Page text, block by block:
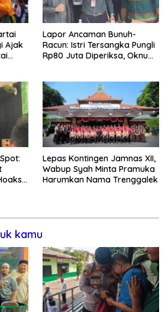
Ajak
Lapor Ancaman Bunuh-
Racun: Istri Tersangka Pungli
Rp80 Juta Diperiksa, Oknum
Lepas Kontingen Jamnas XII,
Wabup Syah Minta Pramuka
Harumkan Nama Trenggalek
kamu